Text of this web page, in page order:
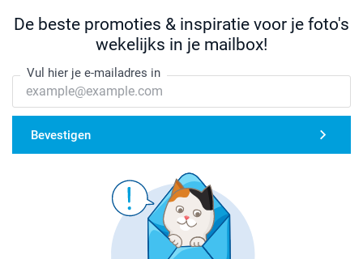
De beste promoties & inspiratie voor je foto's
wekelijks in je mailbox!
Vul hier je e-mailadres in
Bevestigen